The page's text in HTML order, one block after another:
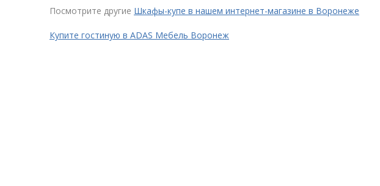
Посмотрите другие Шкафы-купе в нашем интернет-магазине в Воронеже
Купите гостиную в ADAS Мебель Воронеж